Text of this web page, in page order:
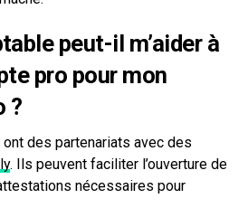
peut-il m’aider à
pro pour mon
?
des partenariats avec des
. Ils peuvent faciliter l’ouverture de
nécessaires pour